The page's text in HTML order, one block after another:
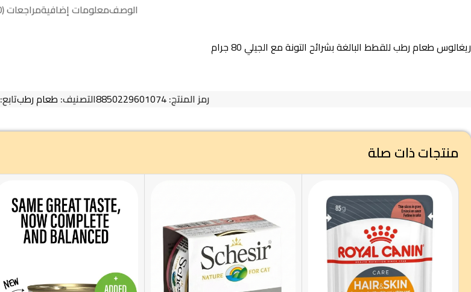
الوصفمعلومات إضافيةمراجعات (0)
ريغالوس طعام رطب للقطط البالغة بشرائح التونة مع الجيلي 80 جرام
رمز المنتج:8850229601074التصنيف: طعام رطبتابع:
منتجات ذات صلة